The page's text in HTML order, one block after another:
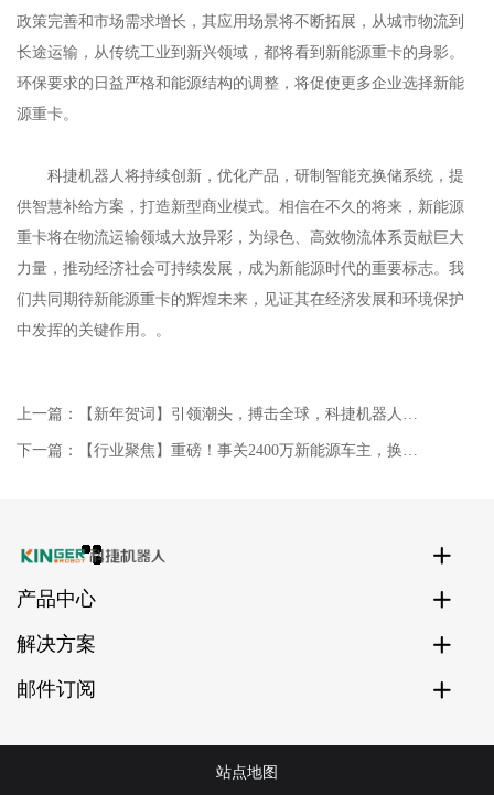
政策完善和市场需求增长，其应用场景将不断拓展，从城市物流到
长途运输，从传统工业到新兴领域，都将看到新能源重卡的身影。
环保要求的日益严格和能源结构的调整，将促使更多企业选择新能
源重卡。
科捷机器人将持续创新，优化产品，研制智能充换储系统，提
供智慧补给方案，打造新型商业模式。相信在不久的将来，新能源
重卡将在物流运输领域大放异彩，为绿色、高效物流体系贡献巨大
力量，推动经济社会可持续发展，成为新能源时代的重要标志。我
们共同期待新能源重卡的辉煌未来，见证其在经济发展和环境保护
中发挥的关键作用。。
上一篇： 【新年贺词】引领潮头，搏击全球，科捷机器人再启新征程！
下一篇： 【行业聚焦】重磅！事关2400万新能源车主，换电模式成破局关键！
产品中心
解决方案
邮件订阅
站点地图